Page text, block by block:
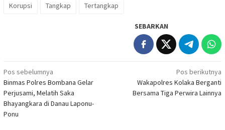
Korupsi Tangkap Tertangkap
SEBARKAN
Navigasi
pos
Pos sebelumnya
Binmas Polres Bombana Gelar
Perjusami, Melatih Saka
Bhayangkara di Danau Laponu-
Ponu
Pos berikutnya
Wakapolres Kolaka Berganti
Bersama Tiga Perwira Lainnya